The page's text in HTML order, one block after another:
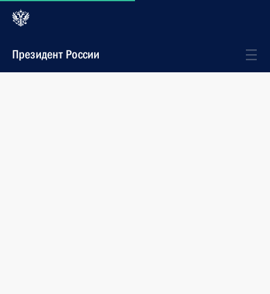
Президент России